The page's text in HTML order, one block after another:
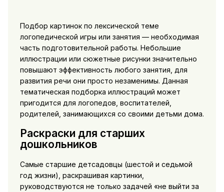
Подбор картинок по лексической теме
логопедической игры или занятия — необходимая
часть подготовительной работы. Небольшие
иллюстрации или сюжетные рисунки значительно
повышают эффективность любого занятия, для
развития речи они просто незаменимы. Данная
тематическая подборка иллюстраций может
пригодится для логопедов, воспитателей,
родителей, занимающихся со своими детьми дома.
Раскраски для старших
дошкольников
Самые старшие детсадовцы (шестой и седьмой
год жизни), раскрашивая картинки,
руководствуются не только задачей «не выйти за